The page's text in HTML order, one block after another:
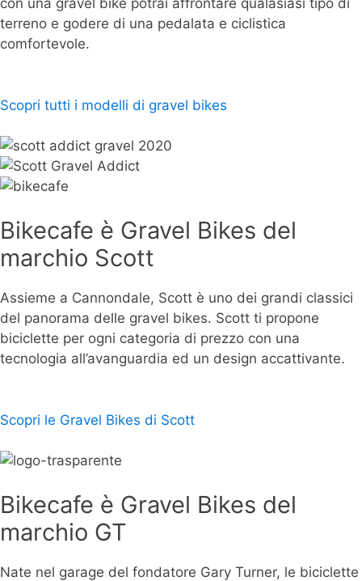
con una gravel bike potrai affrontare qualasiasi tipo di
terreno e godere di una pedalata e ciclistica
comfortevole.
Scopri tutti i modelli di gravel bikes
Bikecafe è Gravel Bikes del
marchio Scott
Assieme a Cannondale, Scott è uno dei grandi classici
del panorama delle gravel bikes. Scott ti propone
biciclette per ogni categoria di prezzo con una
tecnologia all’avanguardia ed un design accattivante.
Scopri le Gravel Bikes di Scott
Bikecafe è Gravel Bikes del
marchio GT
Nate nel garage del fondatore Gary Turner, le biciclette